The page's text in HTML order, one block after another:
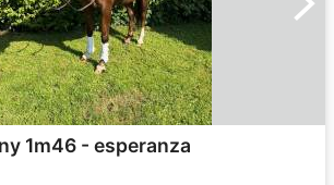
1m46 - esperanza